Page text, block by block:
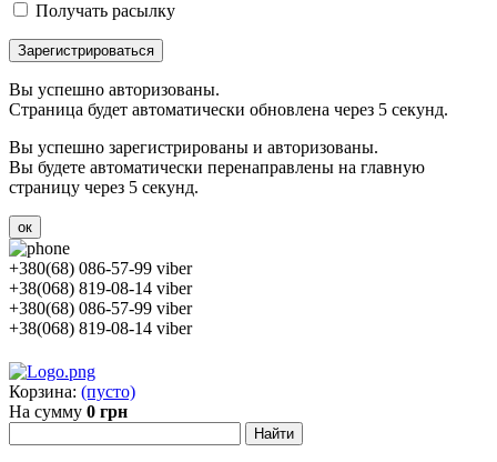
Получать расылку
Зарегистрироваться
Вы успешно авторизованы.
Страница будет автоматически обновлена через 5 секунд.
Вы успешно зарегистрированы и авторизованы.
Вы будете автоматически перенаправлены на главную
страницу через 5 секунд.
ок
+380(68) 086-57-99 viber
+38(068) 819-08-14 viber
+380(68) 086-57-99 viber
+38(068) 819-08-14 viber
Корзина: (пусто)
На сумму 0 грн